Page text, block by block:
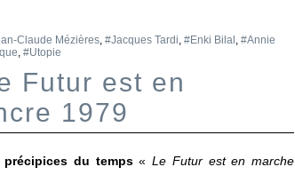
Claude Mézières, #Jacques Tardi, #Enki Bilal , #Annie
, #Utopie
Futur est en
1979
du temps «Le Futur est en marche